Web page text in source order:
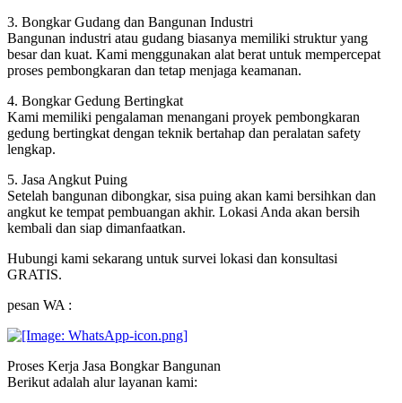
3. Bongkar Gudang dan Bangunan Industri
Bangunan industri atau gudang biasanya memiliki struktur yang
besar dan kuat. Kami menggunakan alat berat untuk mempercepat
proses pembongkaran dan tetap menjaga keamanan.
4. Bongkar Gedung Bertingkat
Kami memiliki pengalaman menangani proyek pembongkaran
gedung bertingkat dengan teknik bertahap dan peralatan safety
lengkap.
5. Jasa Angkut Puing
Setelah bangunan dibongkar, sisa puing akan kami bersihkan dan
angkut ke tempat pembuangan akhir. Lokasi Anda akan bersih
kembali dan siap dimanfaatkan.
Hubungi kami sekarang untuk survei lokasi dan konsultasi
GRATIS.
pesan WA :
Proses Kerja Jasa Bongkar Bangunan
Berikut adalah alur layanan kami: